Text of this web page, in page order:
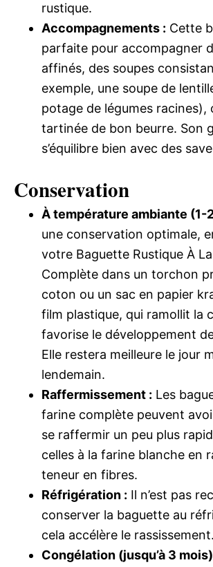
rustique.
Accompagnements : Cette
parfaite pour accompagner
affinés, des soupes
exemple, une soupe de
potage de légumes racines),
tartinée de bon beurre. Son
s’équilibre bien avec des
Conservation
À température ambiante (1-
une conservation optimale,
votre Baguette Rustique À
Complète dans un torchon
coton ou un sac en papier
film plastique, qui ramollit la
favorise le développement
Elle restera meilleure le jour
lendemain.
Raffermissement : Les
farine complète peuvent
se raffermir un peu plus
celles à la farine blanche en
teneur en fibres.
Réfrigération : Il n’est pas
conserver la baguette au
cela accélère le rassissement.
Congélation (jusqu’à 3